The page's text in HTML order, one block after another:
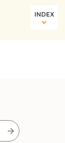
INDEX